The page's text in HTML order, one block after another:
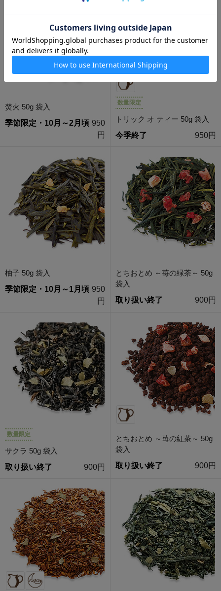
焚火 50g 袋入
季節限定・10月～2月頃 950
円
数量限定
トリック オ ティー 50g 袋入
今季終了
950円
柚子 50g 袋入
季節限定・10月～1月頃 950
円
とちおとめ ～苺の緑茶～ 50g
袋入
取り扱い終了
900円
数量限定
サクラ 50g 袋入
取り扱い終了
900円
とちおとめ ～苺の紅茶～ 50g
袋入
取り扱い終了
900円